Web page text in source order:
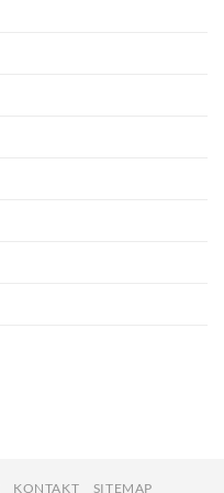
KONTAKT SITEMAP